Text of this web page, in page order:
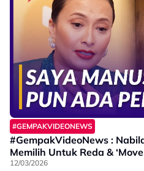
#GEMPAKVIDEONEWS
#GempakVideoNews :
Memilih Untuk Reda & ‘Move
12/03/2026